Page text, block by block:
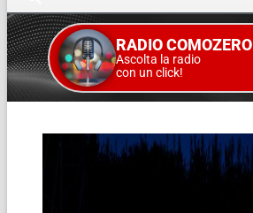
RADIO COMOZERO
Ascolta la radio
con un click!